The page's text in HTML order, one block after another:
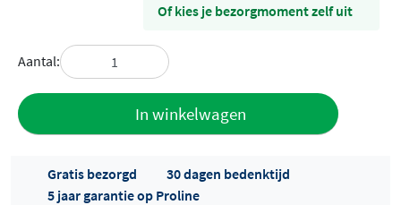
Of kies je bezorgmoment zelf uit
Aantal:
In winkelwagen
Gratis bezorgd
30 dagen bedenktijd
5 jaar garantie op Proline